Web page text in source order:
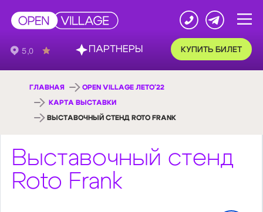
КУПИТЬ БИЛЕТ
ГЛАВНАЯ OPEN VILLAGE ЛЕТО'22
КАРТА ВЫСТАВКИ
ВЫСТАВОЧНЫЙ СТЕНД ROTO FRANK
Выставочный стенд
Roto Frank